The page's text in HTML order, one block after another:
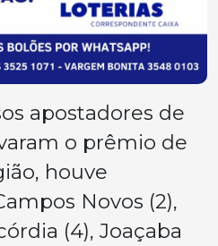
apostadores de
o prêmio de
houve
Novos (2),
(4), Joaçaba